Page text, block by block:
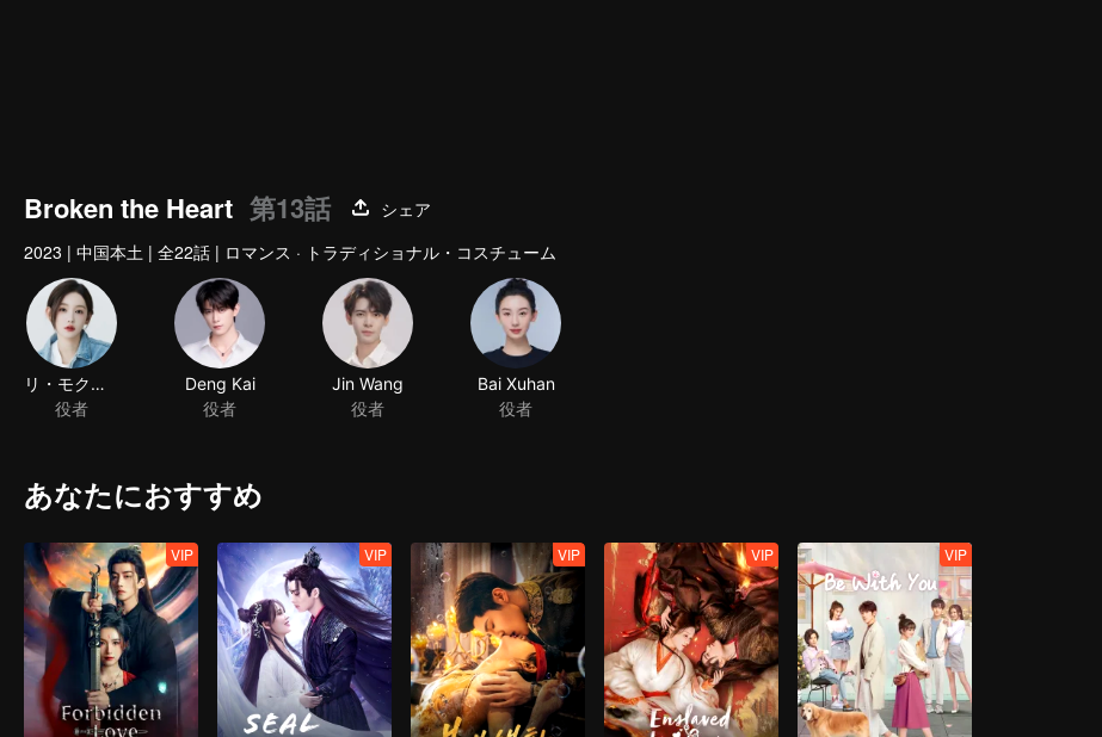
Broken the Heart 第13話
シェア
2023 | 中国本土 | 全22話 | ロマンス · トラディショナル・コスチューム
リ・モクシン
役者
Deng Kai
役者
Jin Wang
役者
Bai Xuhan
役者
あなたにおすすめ
VIP VIP VIP VIP VIP